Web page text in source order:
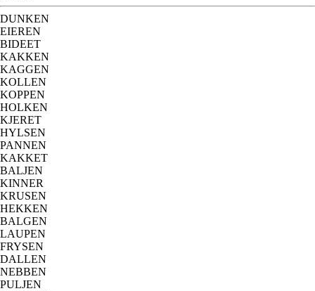
DUNKEN
EIEREN
BIDEET
KAKKEN
KAGGEN
KOLLEN
KOPPEN
HOLKEN
KJERET
HYLSEN
PANNEN
KAKKET
BALJEN
KINNER
KRUSEN
HEKKEN
BALGEN
LAUPEN
FRYSEN
DALLEN
NEBBEN
PULJEN